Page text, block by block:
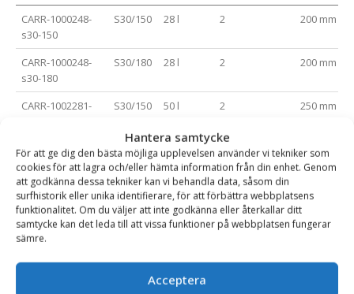
Hantera samtycke
För att ge dig den bästa möjliga upplevelsen använder vi tekniker som
cookies för att lagra och/eller hämta information från din enhet. Genom
att godkänna dessa tekniker kan vi behandla data, såsom din
surfhistorik eller unika identifierare, för att förbättra webbplatsens
funktionalitet. Om du väljer att inte godkänna eller återkallar ditt
samtycke kan det leda till att vissa funktioner på webbplatsen fungerar
sämre.
Acceptera
CARR-1000248-
s30-150
S30/150 28 l 2 200 mm
CARR-1000248-
s30-180
S30/180 28 l 2 200 mm
CARR-1002281-
S30/150 50 l 2 250 mm
CARR-1002281-
s30-180
S30/180 50 l 2 250 mm
CARR-1002282 S40 50 l 2
250 mm
CARR-1002283
S40 75 l 2
300 mm
120 l